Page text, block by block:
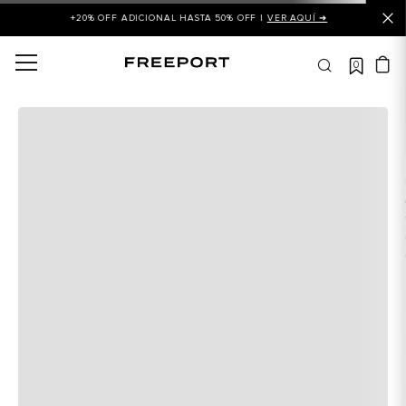
+20% OFF ADICIONAL HASTA 50% OFF | VER AQUÍ ➜
0